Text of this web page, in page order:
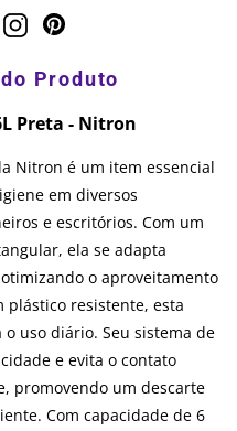
Preta - Nitron
Nitron é um item essencial
em diversos
e escritórios. Com um
ela se adapta
o aproveitamento
plástico resistente, esta
uso diário. Seu sistema de
e evita o contato
promovendo um descarte
Com capacidade de 6